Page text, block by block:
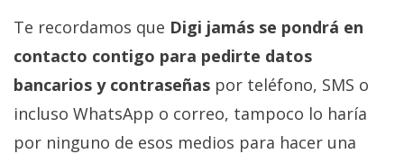
Te recordamos que Digi jamás se pondrá en
contacto contigo para pedirte datos
bancarios y contraseñas por teléfono, SMS o
incluso WhatsApp o correo, tampoco lo haría
por ninguno de esos medios para hacer una